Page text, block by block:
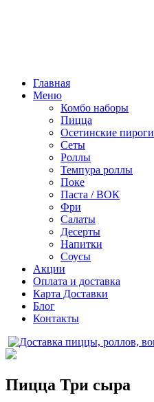
Главная
Меню
Комбо наборы
Пицца
Осетинские пироги
Сеты
Роллы
Темпура роллы
Поке
Паста / ВОК
Фри
Салаты
Десерты
Напитки
Соусы
Акции
Оплата и доставка
Карта Доставки
Блог
Контакты
Пицца Три сыра